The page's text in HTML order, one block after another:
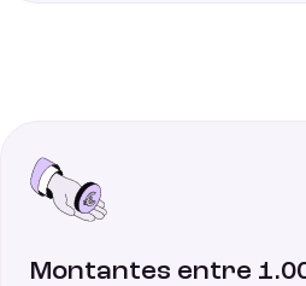
Montantes entre